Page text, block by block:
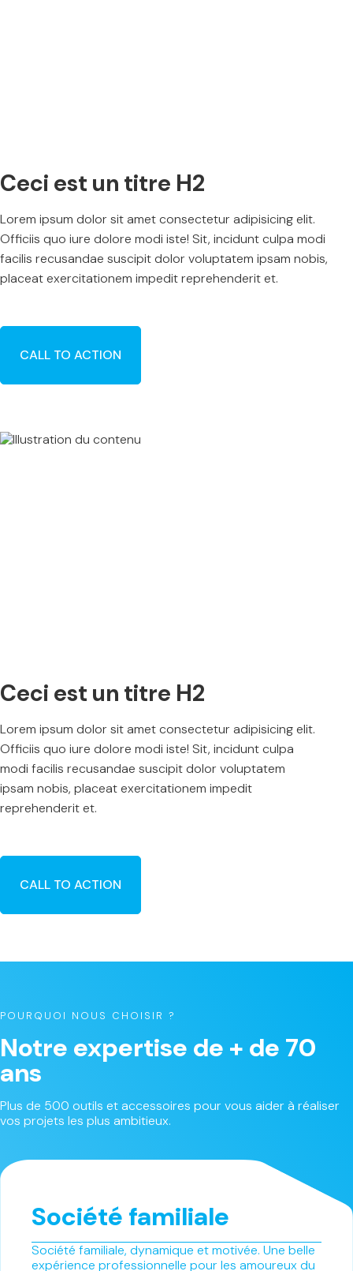
Ceci est un titre H2
Lorem ipsum dolor sit amet consectetur adipisicing elit.
Officiis quo iure dolore modi iste! Sit, incidunt culpa modi
facilis recusandae suscipit dolor voluptatem ipsam nobis,
placeat exercitationem impedit reprehenderit et.
CALL TO ACTION
Ceci est un titre H2
Lorem ipsum dolor sit amet consectetur adipisicing elit.
Officiis quo iure dolore modi iste! Sit, incidunt culpa
modi facilis recusandae suscipit dolor voluptatem
ipsam nobis, placeat exercitationem impedit
reprehenderit et.
CALL TO ACTION
POURQUOI NOUS CHOISIR ?
Notre expertise de + de 70
ans
Plus de 500 outils et accessoires pour vous aider à réaliser
vos projets les plus ambitieux.
Société familiale
Société familiale, dynamique et motivée. Une belle
expérience professionnelle pour les amoureux du